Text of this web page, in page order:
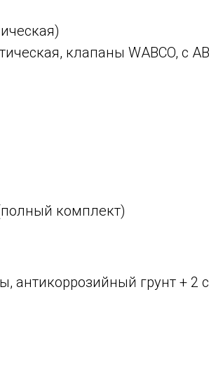
клапаны WABCO, с
комплект)
антикоррозийный грунт +